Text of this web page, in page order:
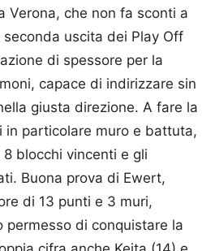
Verona, che non fa sconti a
seconda uscita dei Play Off
di spessore per la
capace di indirizzare sin
giusta direzione. A fare la
in particolare muro e battuta,
blocchi vincenti e gli
Buona prova di Ewert,
di 13 punti e 3 muri,
permesso di conquistare la